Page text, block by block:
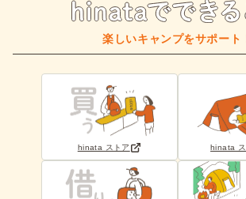
楽しいキャンプをサポート
hinata ストア hinata ス